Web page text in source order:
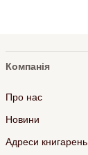
Компанія
Про нас
Новини
Адреси книгарень